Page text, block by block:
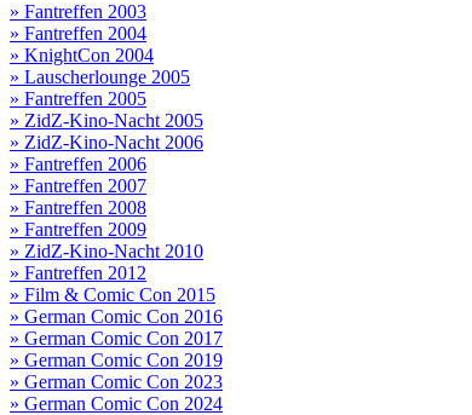
» Fantreffen 2003
» Fantreffen 2004
» KnightCon 2004
» Lauscherlounge 2005
» Fantreffen 2005
» ZidZ-Kino-Nacht 2005
» ZidZ-Kino-Nacht 2006
» Fantreffen 2006
» Fantreffen 2007
» Fantreffen 2008
» Fantreffen 2009
» ZidZ-Kino-Nacht 2010
» Fantreffen 2012
» Film & Comic Con 2015
» German Comic Con 2016
» German Comic Con 2017
» German Comic Con 2019
» German Comic Con 2023
» German Comic Con 2024